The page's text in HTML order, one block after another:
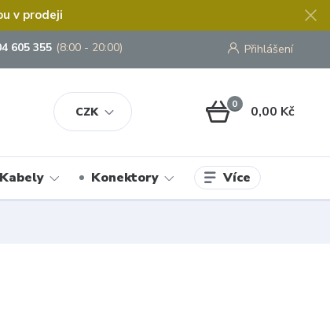
v prodeji
CZK
Přihlášení
605 355 (8:00 - 20:00)
0 0,00 Kč
Kabely Konektory Více